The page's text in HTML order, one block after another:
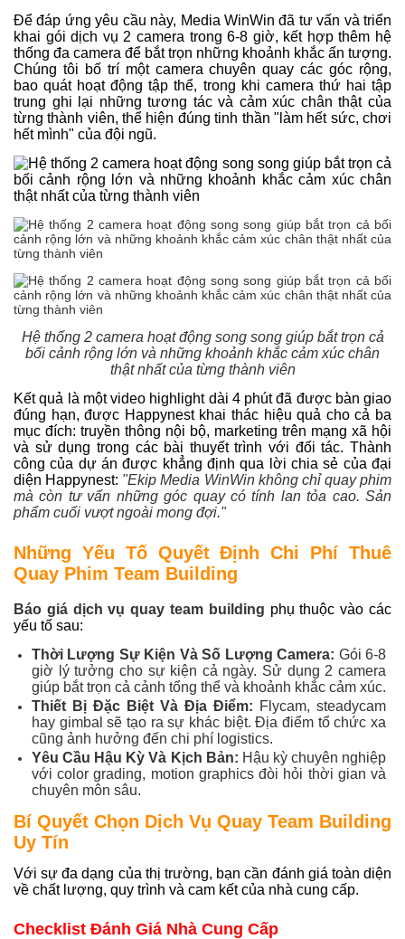
Để đáp ứng yêu cầu này, Media WinWin đã tư vấn và triển
khai gói dịch vụ 2 camera trong 6-8 giờ, kết hợp thêm hệ
thống đa camera để bắt trọn những khoảnh khắc ấn tượng.
Chúng tôi bố trí một camera chuyên quay các góc rộng,
bao quát hoạt động tập thể, trong khi camera thứ hai tập
trung ghi lại những tương tác và cảm xúc chân thật của
từng thành viên, thể hiện đúng tinh thần "làm hết sức, chơi
hết mình" của đội ngũ.
Hệ thống 2 camera hoạt động song song giúp bắt trọn cả
bối cảnh rộng lớn và những khoảnh khắc cảm xúc chân
thật nhất của từng thành viên
Kết quả là một video highlight dài 4 phút đã được bàn giao
đúng hạn, được Happynest khai thác hiệu quả cho cả ba
mục đích: truyền thông nội bộ, marketing trên mạng xã hội
và sử dụng trong các bài thuyết trình với đối tác. Thành
công của dự án được khẳng định qua lời chia sẻ của đại
diện Happynest: "Ekip Media WinWin không chỉ quay phim
mà còn tư vấn những góc quay có tính lan tỏa cao. Sản
phẩm cuối vượt ngoài mong đợi."
Những Yếu Tố Quyết Định Chi Phí Thuê
Quay Phim Team Building
Báo giá dịch vụ quay team building phụ thuộc vào các
yếu tố sau:
Thời Lượng Sự Kiện Và Số Lượng Camera: Gói 6-8
giờ lý tưởng cho sự kiện cả ngày. Sử dụng 2 camera
giúp bắt trọn cả cảnh tổng thể và khoảnh khắc cảm xúc.
Thiết Bị Đặc Biệt Và Địa Điểm: Flycam, steadycam
hay gimbal sẽ tạo ra sự khác biệt. Địa điểm tổ chức xa
cũng ảnh hưởng đến chi phí logistics.
Yêu Cầu Hậu Kỳ Và Kịch Bản: Hậu kỳ chuyên nghiệp
với color grading, motion graphics đòi hỏi thời gian và
chuyên môn sâu.
Bí Quyết Chọn Dịch Vụ Quay Team Building
Uy Tín
Với sự đa dạng của thị trường, bạn cần đánh giá toàn diện
về chất lượng, quy trình và cam kết của nhà cung cấp.
Checklist Đánh Giá Nhà Cung Cấp